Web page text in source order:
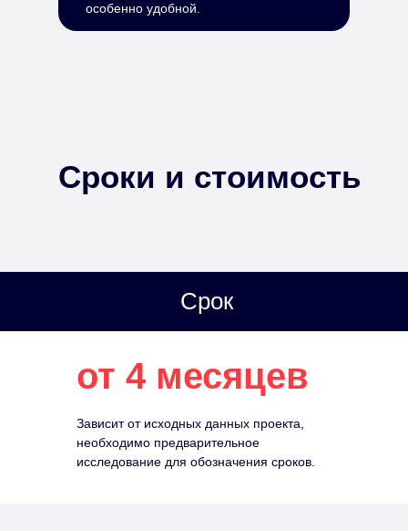
особенно удобной.
Сроки и стоимость
Срок
от 4 месяцев
Зависит от исходных данных проекта,
необходимо предварительное
исследование для обозначения сроков.